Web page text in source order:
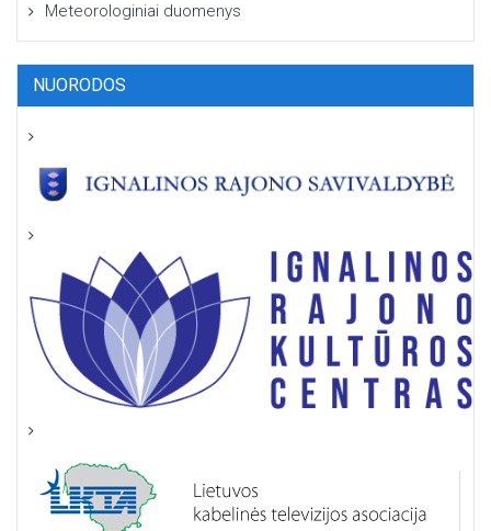
Meteorologiniai duomenys
NUORODOS